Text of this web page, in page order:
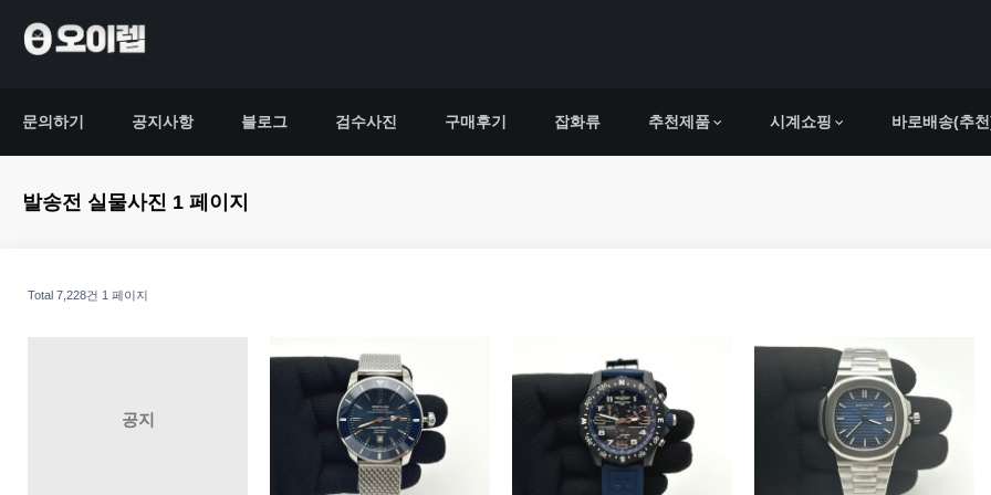
문의하기 공지사항 블로그 검수사진 구매후기 잡화류 추천제품 시계쇼핑 바로배송(추
발송전 실물사진 1 페이지
Total 7,228건 1 페이지
공지